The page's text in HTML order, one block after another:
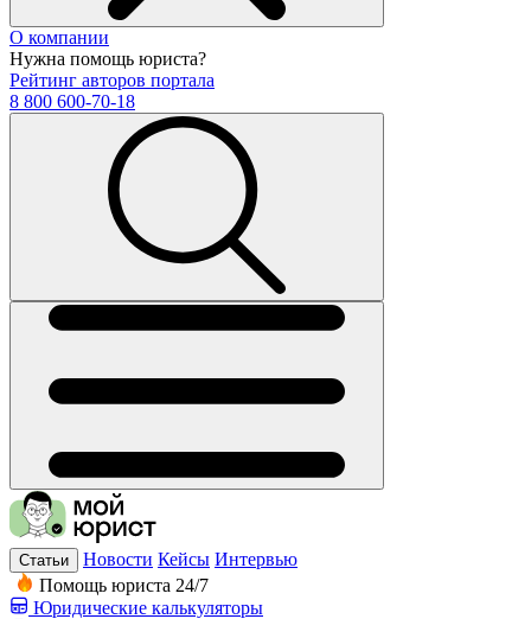
О компании
Нужна помощь юриста?
Рейтинг авторов портала
8 800 600-70-18
Статьи Новости Кейсы Интервью
Помощь юриста 24/7
Юридические калькуляторы